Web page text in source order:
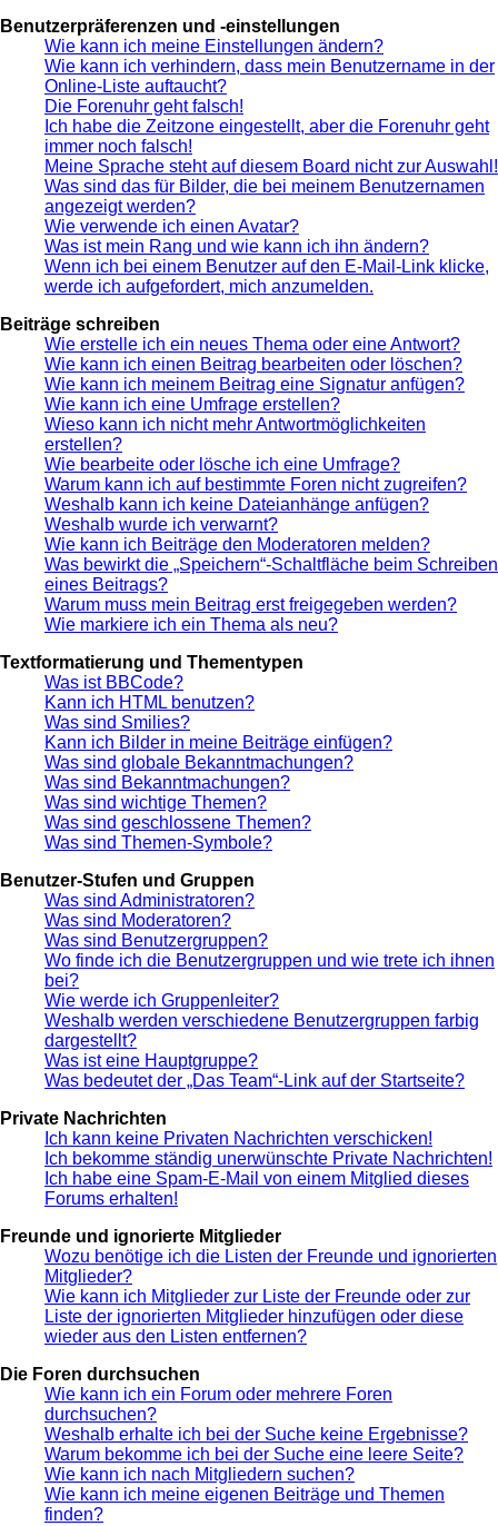
Benutzerpräferenzen und -einstellungen
Wie kann ich meine Einstellungen ändern?
Wie kann ich verhindern, dass mein Benutzername in der
Online-Liste auftaucht?
Die Forenuhr geht falsch!
Ich habe die Zeitzone eingestellt, aber die Forenuhr geht
immer noch falsch!
Meine Sprache steht auf diesem Board nicht zur Auswahl!
Was sind das für Bilder, die bei meinem Benutzernamen
angezeigt werden?
Wie verwende ich einen Avatar?
Was ist mein Rang und wie kann ich ihn ändern?
Wenn ich bei einem Benutzer auf den E-Mail-Link klicke,
werde ich aufgefordert, mich anzumelden.
Beiträge schreiben
Wie erstelle ich ein neues Thema oder eine Antwort?
Wie kann ich einen Beitrag bearbeiten oder löschen?
Wie kann ich meinem Beitrag eine Signatur anfügen?
Wie kann ich eine Umfrage erstellen?
Wieso kann ich nicht mehr Antwortmöglichkeiten
erstellen?
Wie bearbeite oder lösche ich eine Umfrage?
Warum kann ich auf bestimmte Foren nicht zugreifen?
Weshalb kann ich keine Dateianhänge anfügen?
Weshalb wurde ich verwarnt?
Wie kann ich Beiträge den Moderatoren melden?
Was bewirkt die „Speichern“-Schaltfläche beim Schreiben
eines Beitrags?
Warum muss mein Beitrag erst freigegeben werden?
Wie markiere ich ein Thema als neu?
Textformatierung und Thementypen
Was ist BBCode?
Kann ich HTML benutzen?
Was sind Smilies?
Kann ich Bilder in meine Beiträge einfügen?
Was sind globale Bekanntmachungen?
Was sind Bekanntmachungen?
Was sind wichtige Themen?
Was sind geschlossene Themen?
Was sind Themen-Symbole?
Benutzer-Stufen und Gruppen
Was sind Administratoren?
Was sind Moderatoren?
Was sind Benutzergruppen?
Wo finde ich die Benutzergruppen und wie trete ich ihnen
bei?
Wie werde ich Gruppenleiter?
Weshalb werden verschiedene Benutzergruppen farbig
dargestellt?
Was ist eine Hauptgruppe?
Was bedeutet der „Das Team“-Link auf der Startseite?
Private Nachrichten
Ich kann keine Privaten Nachrichten verschicken!
Ich bekomme ständig unerwünschte Private Nachrichten!
Ich habe eine Spam-E-Mail von einem Mitglied dieses
Forums erhalten!
Freunde und ignorierte Mitglieder
Wozu benötige ich die Listen der Freunde und ignorierten
Mitglieder?
Wie kann ich Mitglieder zur Liste der Freunde oder zur
Liste der ignorierten Mitglieder hinzufügen oder diese
wieder aus den Listen entfernen?
Die Foren durchsuchen
Wie kann ich ein Forum oder mehrere Foren
durchsuchen?
Weshalb erhalte ich bei der Suche keine Ergebnisse?
Warum bekomme ich bei der Suche eine leere Seite?
Wie kann ich nach Mitgliedern suchen?
Wie kann ich meine eigenen Beiträge und Themen
finden?